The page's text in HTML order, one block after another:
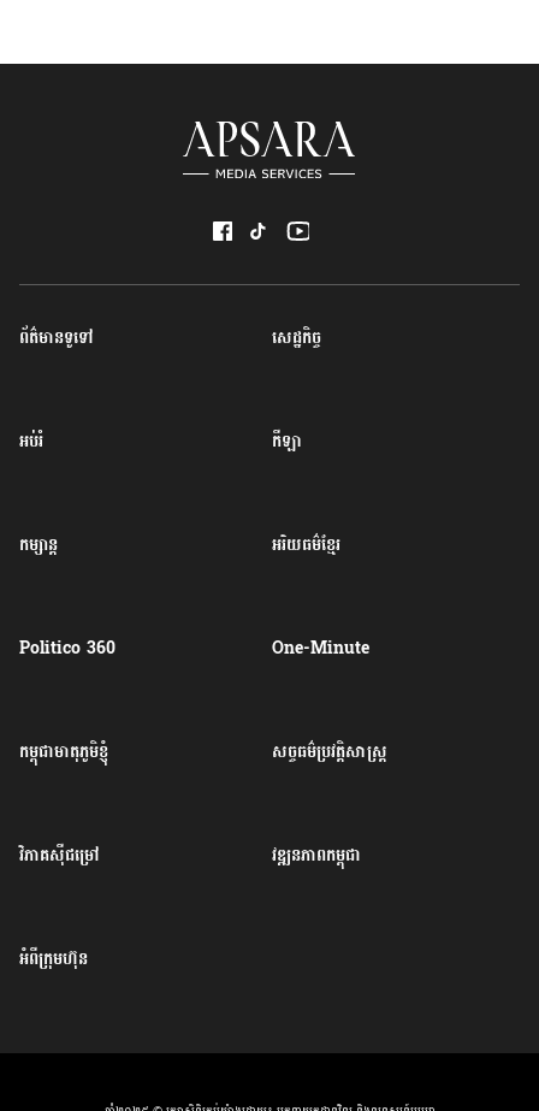
ព័ត៌មានទូទៅ សេដ្ឋកិច្ច
អប់រំ កីឡា
កម្សាន្ត អរិយធម៌ខ្មែរ
Politico 360 One-Minute
កម្ពុជាមាតុភូមិខ្ញុំ សច្ចធម៌ប្រវត្តិសាស្ត្រ
វិភាគសុីជម្រៅ វឌ្ឍនភាពកម្ពុជា
អំពីក្រុមហ៊ុន